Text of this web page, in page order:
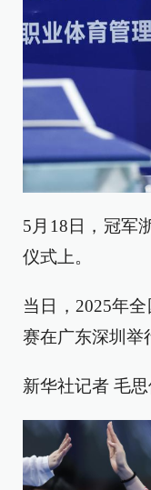
5月18日，冠军
仪式上。
当日，2025年
赛在广东深圳举
新华社记者 毛